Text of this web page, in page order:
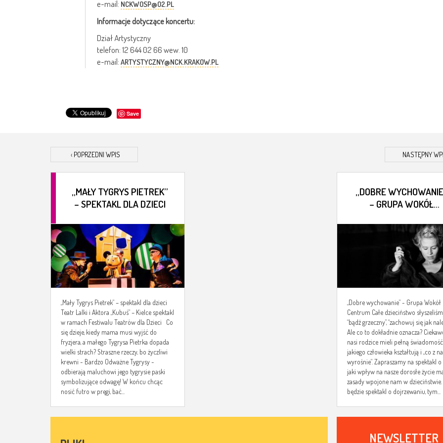
e-mail: NCKWOSP@O2.PL
Informacje dotyczące koncertu:
Dział Artystyczny
telefon: 12 644 02 66 wew. 10
e-mail: ARTYSTYCZNY@NCK.KRAKOW.PL
Save
‹ POPRZEDNI WPIS
„MAŁY TYGRYS PIETREK”
– SPEKTAKL DLA DZIECI
„Mały Tygrys Pietrek” – spektakl dla dzieci
Teatr Lalki i Aktora „Kubuś” – Kielce spektakl
w ramach Festiwalu Teatrów dla Dzieci Co
się dzieje, kiedy mama musi wyjść do
fryzjera, a małego Tygrysa Pietrka dopada
wielki strach? Straszne rzeczy, bo życzliwi
krewni - Bardzo Odważne Tygrysy -
odbierają maluchowi jego tygrysie paski
symbolizujące odwagę! W końcu chcąc
nosić futro w pręgi, bać...
NASTĘPNY
„DOBRE
– GRUPA WOKÓŁ
„Dobre wychowanie” - Grupa Wokół
Centrum Całe dzieciństwo
“bądź grzeczny”, “zachowuj się jak
Ale co to dokładnie oznacza?
nasi rodzice mieli pełną
jakiego człowieka kształtują i „co z
wyrośnie”. Zapraszamy na spektakl
jaki wpływ na nasze dorosłe życie
zasady wpojone nam w dzieciństwie.
będzie spektakl o dojrzewaniu, tym...
NEWSLETTER